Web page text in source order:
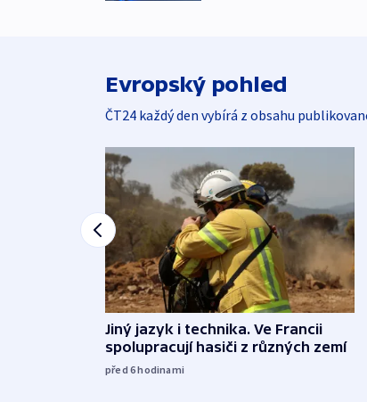
Evropský pohled
ČT24 každý den vybírá z obsahu
Jiný jazyk i technika. Ve Francii
spolupracují hasiči z různých zemí
před 6hodinami